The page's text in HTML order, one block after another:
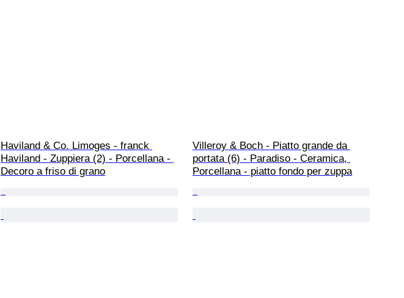
Haviland & Co. Limoges - franck
Haviland - Zuppiera (2) - Porcellana -
Decoro a friso di grano
Villeroy & Boch - Piatto grande da
portata (6) - Paradiso - Ceramica,
Porcellana - piatto fondo per zuppa